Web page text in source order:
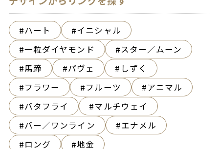
ハート
イニシャル
一粒ダイヤモンド
スター／ムーン
馬蹄
パヴェ
しずく
フラワー
フルーツ
アニマル
バタフライ
マルチウェイ
バー／ワンライン
エナメル
ロング
地金